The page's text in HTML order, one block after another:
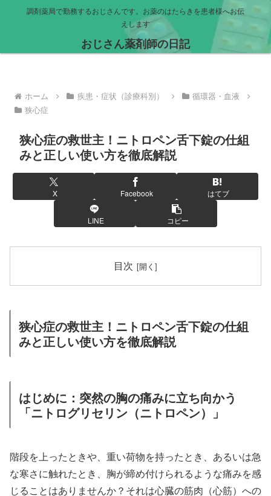
調剤薬局で勤務するおじさんです。お薬のはたらきを患者様へお伝
えします
おじさん薬剤師の日記
ホーム 疾患・症状（診療科別）
循環器・血液
狭心症
狭心症の救世主！ニトロペン舌下錠の仕組
みと正しい使い方を徹底解説
X Facebook はてブ
LINE コピー
目次
狭心症の救世主！ニトロペン舌下錠の仕組
みと正しい使い方を徹底解説
はじめに：突然の胸の痛みに立ち向かう
「ニトログリセリン（ニトロペン）」
階段を上ったときや、重い荷物を持ったとき、あるいは急
な寒さに触れたとき、胸が締め付けられるような痛みを感
じることはありませんか？それは心臓の筋肉（心筋）への